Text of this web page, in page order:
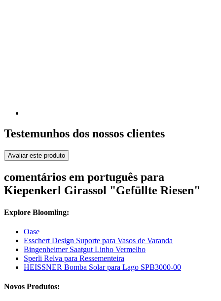
Testemunhos dos nossos clientes
Avaliar este produto
comentários em português para
Kiepenkerl Girassol "Gefüllte Riesen"
Explore Bloomling:
Oase
Esschert Design Suporte para Vasos de Varanda
Bingenheimer Saatgut Linho Vermelho
Sperli Relva para Ressementeira
HEISSNER Bomba Solar para Lago SPB3000-00
Novos Produtos: